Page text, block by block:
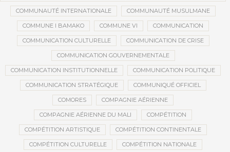
COMMUNAUTÉ INTERNATIONALE COMMUNAUTÉ MUSULMANE
COMMUNE I BAMAKO COMMUNE VI COMMUNICATION
COMMUNICATION CULTURELLE COMMUNICATION DE CRISE
COMMUNICATION GOUVERNEMENTALE
COMMUNICATION INSTITUTIONNELLE COMMUNICATION POLITIQUE
COMMUNICATION STRATÉGIQUE COMMUNIQUÉ OFFICIEL
COMORES COMPAGNIE AÉRIENNE
COMPAGNIE AÉRIENNE DU MALI COMPÉTITION
COMPÉTITION ARTISTIQUE COMPÉTITION CONTINENTALE
COMPÉTITION CULTURELLE COMPÉTITION NATIONALE